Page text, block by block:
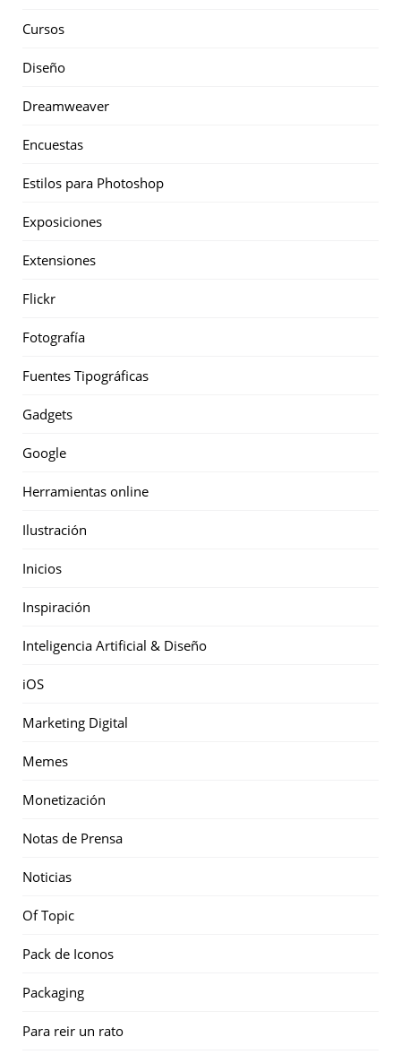
Cursos
Diseño
Dreamweaver
Encuestas
Estilos para Photoshop
Exposiciones
Extensiones
Flickr
Fotografía
Fuentes Tipográficas
Gadgets
Google
Herramientas online
Ilustración
Inicios
Inspiración
Inteligencia Artificial & Diseño
iOS
Marketing Digital
Memes
Monetización
Notas de Prensa
Noticias
Of Topic
Pack de Iconos
Packaging
Para reir un rato